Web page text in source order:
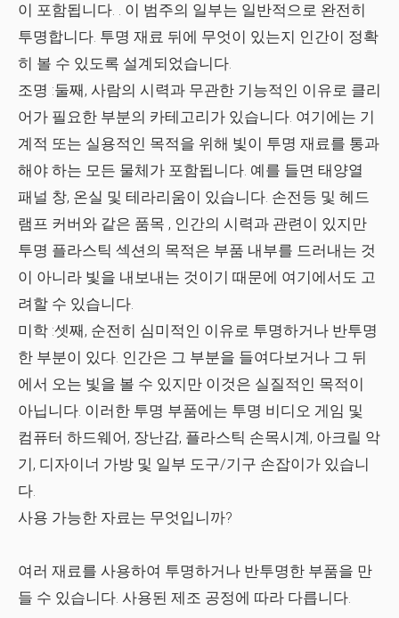
이 포함됩니다. . 이 범주의 일부는 일반적으로 완전히
투명합니다. 투명 재료 뒤에 무엇이 있는지 인간이 정확
히 볼 수 있도록 설계되었습니다.
조명 :둘째, 사람의 시력과 무관한 기능적인 이유로 클리
어가 필요한 부분의 카테고리가 있습니다. 여기에는 기
계적 또는 실용적인 목적을 위해 빛이 투명 재료를 통과
해야 하는 모든 물체가 포함됩니다. 예를 들면 태양열
패널 창, 온실 및 테라리움이 있습니다. 손전등 및 헤드
램프 커버 와 같은 품목 , 인간의 시력과 관련이 있지만
투명 플라스틱 섹션의 목적은 부품 내부를 드러내는 것
이 아니라 빛을 내보내는 것이기 때문에 여기에서도 고
려할 수 있습니다.
미학 :셋째, 순전히 심미적인 이유로 투명하거나 반투명
한 부분이 있다. 인간은 그 부분을 들여다보거나 그 뒤
에서 오는 빛을 볼 수 있지만 이것은 실질적인 목적이
아닙니다. 이러한 투명 부품에는 투명 비디오 게임 및
컴퓨터 하드웨어, 장난감, 플라스틱 손목시계, 아크릴 악
기, 디자이너 가방 및 일부 도구/기구 손잡이 가 있습니
다.
사용 가능한 자료는 무엇입니까?
여러 재료를 사용하여 투명하거나 반투명한 부품을 만
들 수 있습니다. 사용된 제조 공정에 따라 다릅니다.